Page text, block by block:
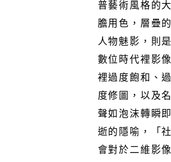
普藝術風格的大
膽用色，層疊的
人物魅影，則是
數位時代裡影像
裡過度飽和、過
度修圖，以及名
聲如泡沫轉瞬即
逝的隱喻，「社
會對於二維影像